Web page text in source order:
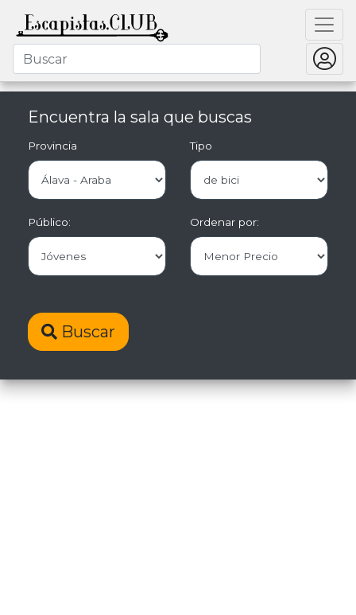
Encuentra la sala que buscas
Provincia Tipo
Público: Ordenar por:
Buscar